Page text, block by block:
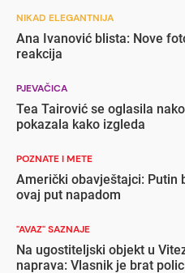
NIKAD ELEGANTNIJA
Ana Ivanović blista: Nove
reakcija
PJEVAČICA
Tea Tairović se oglasila
pokazala kako izgleda
POZNATE I METE
Američki obavještajci: Putin
ovaj put napadom
"AVAZ" SAZNAJE
Na ugostiteljski objekt u
naprava: Vlasnik je brat